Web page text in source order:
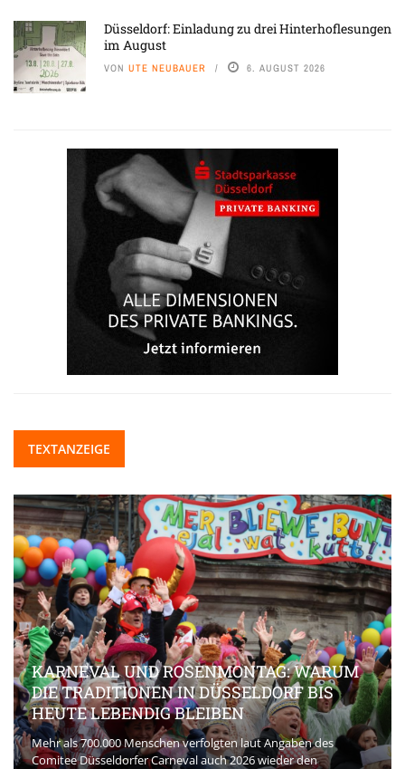
Düsseldorf: Einladung zu drei Hinterhoflesungen
im August
VON UTE NEUBAUER 6. AUGUST 2026
TEXTANZEIGE
KARNEVAL UND ROSENMONTAG: WARUM
DIE TRADITIONEN IN DÜSSELDORF BIS
HEUTE LEBENDIG BLEIBEN
Mehr als 700.000 Menschen verfolgten laut Angaben des
Comitee Düsseldorfer Carneval auch 2026 wieder den